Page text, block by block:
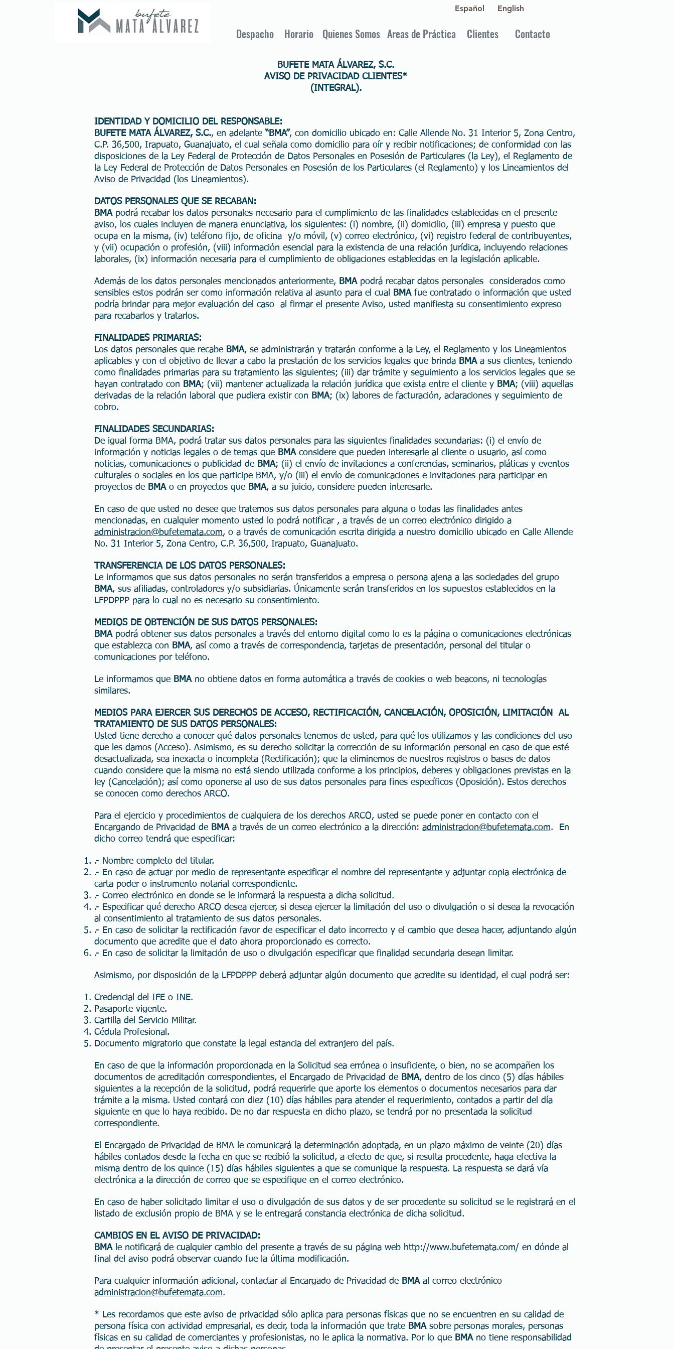
Español English
Despacho Horario Quienes Somos Areas de Práctica Clientes Contacto
BUFETE MATA ÁLVAREZ, S.C.
AVISO DE PRIVACIDAD CLIENTES*
(INTEGRAL).
IDENTIDAD Y DOMICILIO DEL RESPONSABLE:
BUFETE MATA ÁLVAREZ, S.C., en adelante “BMA”, con domicilio ubicado en: Calle Allende No. 31 Interior 5, Zona Centro,
C.P. 36,500, Irapuato, Guanajuato, el cual señala como domicilio para oír y recibir notificaciones; de conformidad con las
disposiciones de la Ley Federal de Protección de Datos Personales en Posesión de Particulares (la Ley), el Reglamento de
la Ley Federal de Protección de Datos Personales en Posesión de los Particulares (el Reglamento) y los Lineamientos del
Aviso de Privacidad (los Lineamientos).
DATOS PERSONALES QUE SE RECABAN:
BMApodrá recabar los datos personales necesario para el cumplimiento de las finalidades establecidas en el presente
aviso, los cuales incluyen de manera enunciativa, los siguientes: (i) nombre, (ii) domicilio, (iii) empresa y puesto que
ocupa en la misma, (iv) teléfono fijo, de oficina y/o móvil, (v) correo electrónico, (vi) registro federal de contribuyentes,
y (vii) ocupación o profesión, (viii) información esencial para la existencia de una relación jurídica, incluyendo relaciones
laborales, (ix) información necesaria para el cumplimiento de obligaciones establecidas en la legislación aplicable.
Además de los datos personales mencionados anteriormente, BMApodrá recabar datos personales considerados como
sensibles estos podrán ser como información relativa al asunto para el cual
BMAfue contratado o información que usted
podría brindar para mejor evaluación del caso al firmar el presente Aviso, usted manifiesta su consentimiento expreso
para recabarlos y tratarlos.
FINALIDADES PRIMARIAS:
Los datos personales que recabe BMA, se administrarán y tratarán conforme a la Ley, el Reglamento y los Lineamientos
aplicables y con el objetivo de llevar a cabo la prestación de los servicios legales que brinda BMAa sus clientes, teniendo
como finalidades primarias para su tratamiento las siguientes; (iii) dar trámite y seguimiento a los servicios legales que se
hayan contratado con BMA; (vii) mantener actualizada la relación jurídica que exista entre el cliente y BMA; (viii) aquellas
derivadas de la relación laboral que pudiera existir con BMA; (ix) labores de facturación, aclaraciones y seguimiento de
cobro.
FINALIDADES SECUNDARIAS:
De igual forma BMA, podrá tratar sus datos personales para las siguientes finalidades secundarias: (i) el envío de
información y noticias legales o de temas que BMAconsidere que pueden interesarle al cliente o usuario, así como
noticias, comunicaciones o publicidad de BMA; (ii) el envío de invitaciones a conferencias, seminarios, pláticas y eventos
culturales o sociales en los que participe BMA, y/o (iii) el envío de comunicaciones e invitaciones para participar en
proyectos de BMAo en proyectos que BMA, a su juicio, considere pueden interesarle.
En caso de que usted no desee que tratemos sus datos personales para alguna o todas las finalidades antes
mencionadas, en cualquier momento usted lo podrá notificar , a través de un correo electrónico dirigido a
administracion@bufetemata.com, o a través de comunicación escrita dirigida a nuestro domicilio ubicado en Calle Allende
No. 31 Interior 5, Zona Centro, C.P. 36,500, Irapuato, Guanajuato.
TRANSFERENCIA DE LOS DATOS PERSONALES:
Le informamos que sus datos personales no serán transferidos a empresa o persona ajena a las sociedades del grupo
BMA, sus afiliadas, controladores y/o subsidiarias. Únicamente serán transferidos en los supuestos establecidos en la
LFPDPPP para lo cual no es necesario su consentimiento.
MEDIOS DE OBTENCIÓN DE SUS DATOS PERSONALES:
BMApodrá obtener sus datos personales a través del entorno digital como lo es la página o comunicaciones electrónicas
que establezca con BMA, así como a través de correspondencia, tarjetas de presentación, personal del titular o
comunicaciones por teléfono.
Le informamos que BMA no obtiene datos en forma automática a través de cookies o web beacons, ni tecnologías
similares.
MEDIOS PARA EJERCER SUS DERECHOS DE ACCESO, RECTIFICACIÓN, CANCELACIÓN, OPOSICIÓN, LIMITACIÓN AL
TRATAMIENTO DE SUS DATOS PERSONALES:
Usted tiene derecho a conocer qué datos personales tenemos de usted, para qué los utilizamos y las condiciones del uso
que les damos (Acceso). Asimismo, es su derecho solicitar la corrección de su información personal en caso de que esté
desactualizada, sea inexacta o incompleta (Rectificación); que la eliminemos de nuestros registros o bases de datos
cuando considere que la misma no está siendo utilizada conforme a los principios, deberes y obligaciones previstas en la
ley (Cancelación); así como oponerse al uso de sus datos personales para fines específicos (Oposición). Estos derechos
se conocen como derechos ARCO.
Para el ejercicio y procedimientos de cualquiera de los derechos ARCO, usted se puede poner en contacto con el
Encargando de Privacidad de BMAa través de un correo electrónico a la dirección: administracion@bufetemata.com. En
dicho correo tendrá que especificar:
.- Nombre completo del titular.
.- En caso de actuar por medio de representante especificar el nombre del representante y adjuntar copia electrónica de
carta poder o instrumento notarial correspondiente.
.- Correo electrónico en donde se le informará la respuesta a dicha solicitud.
.- Especificar qué derecho ARCO desea ejercer, si desea ejercer la limitación del uso o divulgación o si desea la revocación
al consentimiento al tratamiento de sus datos personales.
.- En caso de solicitar la rectificación favor de especificar el dato incorrecto y el cambio que desea hacer, adjuntando algún
documento que acredite que el dato ahora proporcionado es correcto.
.- En caso de solicitar la limitación de uso o divulgación especificar que finalidad secundaria desean limitar.
Asimismo, por disposición de la LFPDPPP deberá adjuntar algún documento que acredite su identidad, el cual podrá ser:
Credencial del IFE o INE.
Pasaporte vigente.
Cartilla del Servicio Militar.
Cédula Profesional.
Documento migratorio que constate la legal estancia del extranjero del país.
En caso de que la información proporcionada en la Solicitud sea errónea o insuficiente, o bien, no se acompañen los
documentos de acreditación correspondientes, el Encargado de Privacidad de BMA, dentro de los cinco (5) días hábiles
siguientes a la recepción de la solicitud, podrá requerirle que aporte los elementos o documentos necesarios para dar
trámite a la misma. Usted contará con diez (10) días hábiles para atender el requerimiento, contados a partir del día
siguiente en que lo haya recibido. De no dar respuesta en dicho plazo, se tendrá por no presentada la solicitud
correspondiente.
El Encargado de Privacidad de BMA le comunicará la determinación adoptada, en un plazo máximo de veinte (20) días
hábiles contados desde la fecha en que se recibió la solicitud, a efecto de que, si resulta procedente, haga efectiva la
misma dentro de los quince (15) días hábiles siguientes a que se comunique la respuesta. La respuesta se dará vía
electrónica a la dirección de correo que se especifique en el correo electrónico.
En caso de haber solicitado limitar el uso o divulgación de sus datos y de ser procedente su solicitud se le registrará en el
listado de exclusión propio de BMA y se le entregará constancia electrónica de dicha solicitud.
CAMBIOS EN EL AVISO DE PRIVACIDAD:
BMAle notificará de cualquier cambio del presente a través de su página web http://www.bufetemata.com/ en dónde al
final del aviso podrá observar cuando fue la última modificación.
Para cualquier información adicional, contactar al Encargado de Privacidad de BMAal correo electrónico
administracion@bufetemata.com.
* Les recordamos que este aviso de privacidad sólo aplica para personas físicas que no se encuentren en su calidad de
persona física con actividad empresarial, es decir, toda la información que trate BMAsobre personas morales, personas
físicas en su calidad de comerciantes y profesionistas, no le aplica la normativa. Por lo que BMAno tiene responsabilidad